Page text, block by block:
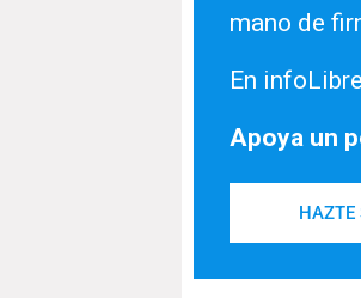
mano de
En
Apoya un
HAZTE